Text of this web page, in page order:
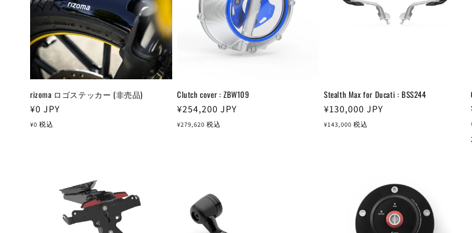
rizoma ロゴステッカー (非売品)
通
常
¥0 JPY
¥0 税込
Clutch cover : ZBW109
通
常
¥254,200 JPY
¥279,620 税込
Stealth Max for Ducati : BSS244
通
常
¥130,000 JPY
¥143,000 税込